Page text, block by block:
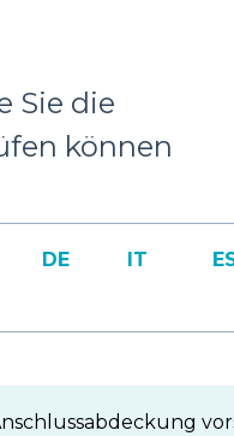
Sie die
können
DE IT